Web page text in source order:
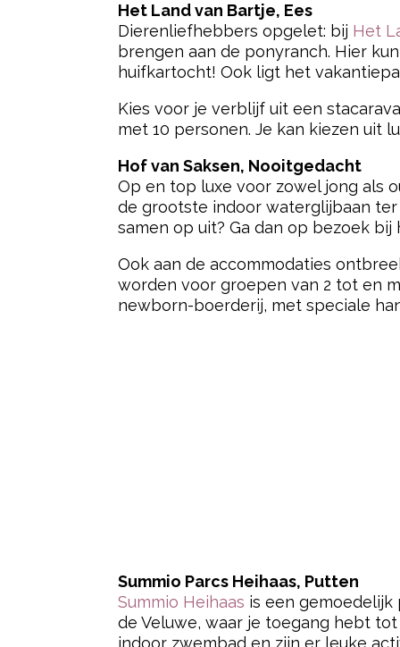
Het Land van Bartje, Ees
Dierenliefhebbers opgelet: bij Het
brengen aan de ponyranch. Hier
huifkartocht! Ook ligt het
Kies voor je verblijf uit een
met 10 personen. Je kan kiezen uit
Hof van Saksen, Nooitgedacht
Op en top luxe voor zowel jong als
de grootste indoor waterglijbaan
samen op uit? Ga dan op bezoek
Ook aan de accommodaties
worden voor groepen van 2 tot en
newborn-boerderij, met speciale
Summio Parcs Heihaas, Putten
Summio Heihaas is een
de Veluwe, waar je toegang hebt
indoor zwembad en zijn er leuke